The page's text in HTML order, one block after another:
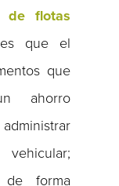
de flotas
que el
que
ahorro
de forma